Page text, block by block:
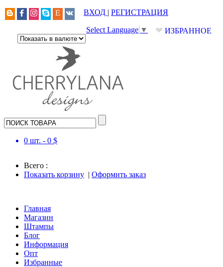
ВХОД | РЕГИСТРАЦИЯ
❤ ИЗБРАННОЕ
Select Language ▼
0 шт. - 0 $
Всего :
Показать корзину | Оформить заказ
Главная
Магазин
Штампы
Блог
Информация
Опт
Избранные